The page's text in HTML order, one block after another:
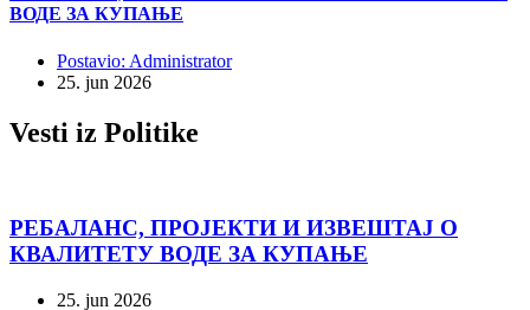
ВОДЕ ЗА КУПАЊЕ
Postavio: Administrator
25. jun 2026
Vesti iz Politike
РЕБАЛАНС, ПРОЈЕКТИ И ИЗВЕШТАЈ О
КВАЛИТЕТУ ВОДЕ ЗА КУПАЊЕ
25. jun 2026